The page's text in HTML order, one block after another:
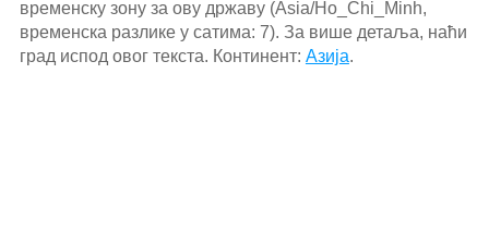
временску зону за ову државу (Asia/Ho_Chi_Minh,
временска разлике у сатима: 7). За више детаља, наћи
град испод овог текста. Континент: Азија.